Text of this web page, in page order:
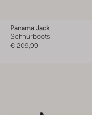
Panama Jack
Schnürboots
€ 209,99